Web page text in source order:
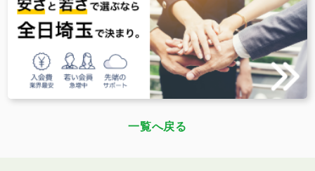
一覧へ戻る